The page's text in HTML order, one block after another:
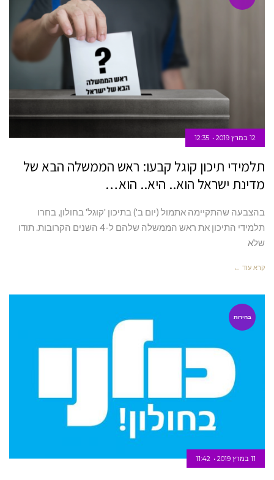
12 במרץ 2019 12:35
תלמידי תיכון קוגל קבעו: ראש הממשלה הבא של
מדינת ישראל הוא.. היא.. הוא…
בהצבעה שהתקיימה אתמול (יום ב') בתיכון 'קוגל' בחולון, בחרו
תלמידי התיכון את ראש הממשלה שלהם ל-4 השנים הקרובות. תודו
שלא
קרא עוד ←
בחירות
11 במרץ 2019 11:42